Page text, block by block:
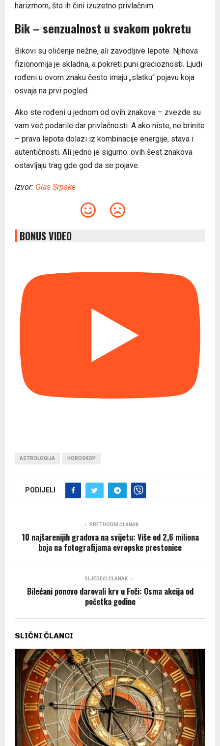
harizmom, što ih čini izuzetno privlačnim.
Bik – senzualnost u svakom pokretu
Bikovi su oličenje nežne, ali zavodljive lepote. Njihova
fizionomija je skladna, a pokreti puni gracioznosti. Ljudi
rođeni u ovom znaku često imaju „slatku“ pojavu koja
osvaja na prvi pogled.
Ako ste rođeni u jednom od ovih znakova – zvezde su
vam već podarile dar privlačnosti. A ako niste, ne brinite
– prava lepota dolazi iz kombinacije energije, stava i
autentičnosti. Ali jedno je sigurno: ovih šest znakova
ostavljaju trag gde god da se pojave.
Izvor: Glas Srpske
BONUS VIDEO
ASTROLOGIJA HOROSKOP
PODIJELI
PRETHODNI ČLANAK
10 najšarenijih gradova na svijetu: Više od 2,6 miliona
boja na fotografijama evropske prestonice
SLJEDEĆI ČLANAK
Bilećani ponovo darovali krv u Foči: Osma akcija od
početka godine
SLIČNI ČLANCI